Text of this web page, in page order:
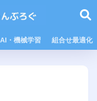
AI・機械学習 組合せ最適化